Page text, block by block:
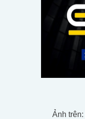
Ảnh